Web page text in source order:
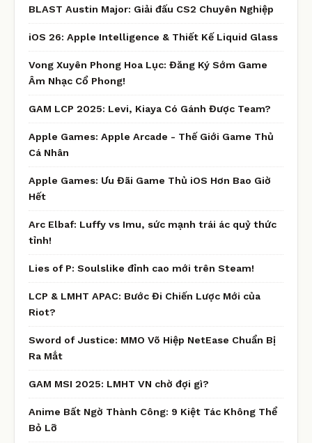
BLAST Austin Major: Giải đấu CS2 Chuyên Nghiệp
iOS 26: Apple Intelligence & Thiết Kế Liquid Glass
Vong Xuyên Phong Hoa Lục: Đăng Ký Sớm Game
Âm Nhạc Cổ Phong!
GAM LCP 2025: Levi, Kiaya Có Gánh Được Team?
Apple Games: Apple Arcade - Thế Giới Game Thủ
Cá Nhân
Apple Games: Ưu Đãi Game Thủ iOS Hơn Bao Giờ
Hết
Arc Elbaf: Luffy vs Imu, sức mạnh trái ác quỷ thức
tỉnh!
Lies of P: Soulslike đỉnh cao mới trên Steam!
LCP & LMHT APAC: Bước Đi Chiến Lược Mới của
Riot?
Sword of Justice: MMO Võ Hiệp NetEase Chuẩn Bị
Ra Mắt
GAM MSI 2025: LMHT VN chờ đợi gì?
Anime Bất Ngờ Thành Công: 9 Kiệt Tác Không Thể
Bỏ Lỡ